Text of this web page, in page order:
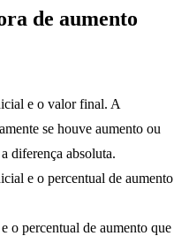
de aumento
e o valor final. A
se houve aumento ou
diferença absoluta.
e o percentual de aumento
o percentual de aumento que